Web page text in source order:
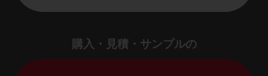
購入・見積・サンプルの